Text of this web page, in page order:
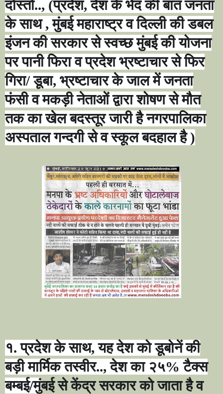
दोस्तों.., (प्रदेश,देश के भेद की बात जनता
के साथ,मुंबई महाराष्ट्र व दिल्ली की डबल
इंजन की सरकार से स्वच्छ मुंबई की योजना
पर पानी फिरा व प्रदेश भ्रष्टाचार से फिर
गिरा/ डूबा, भ्रष्टाचार के जाल में जनता
फंसी व मकड़ी नेताओं द्वारा शोषण से मौत
तक का खेल बदस्तूर जारी है नगरपालिका
अस्पताल गन्दगी से व स्कूल बदहाल है )
१. प्रदेश के साथ,यह देश को डूबोनें की
बड़ी मार्मिक तस्वीर..,देश का २५% टैक्स
बम्बई/मुंबई से केंद्र सरकार को जाता है व